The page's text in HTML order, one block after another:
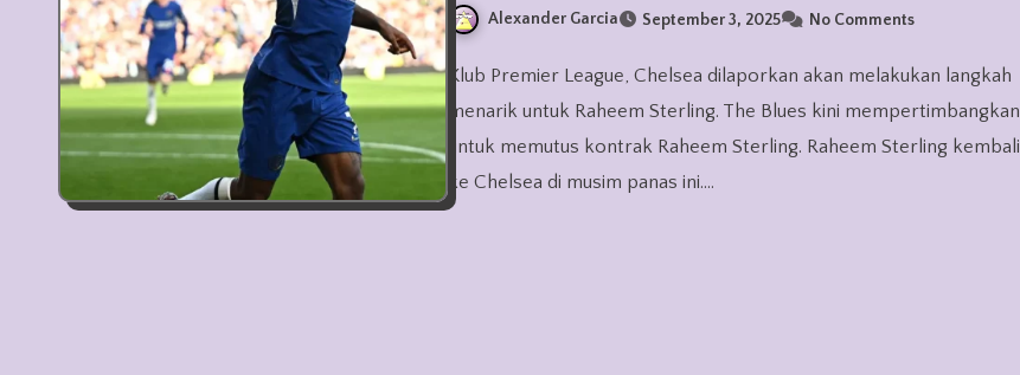
Alexander Garcia September 3, 2025 No Comments
Klub Premier League, Chelsea dilaporkan akan melakukan langkah
menarik untuk Raheem Sterling. The Blues kini mempertimbangkan
untuk memutus kontrak Raheem Sterling. Raheem Sterling kembali
ke Chelsea di musim panas ini.…